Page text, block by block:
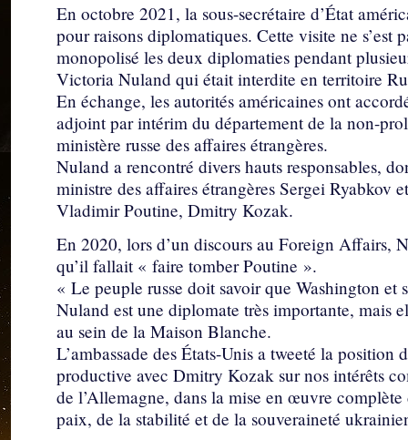
En octobre 2021, la sous-secrétaire d’État
pour raisons diplomatiques. Cette visite ne s’est
monopolisé les deux diplomaties pendant
Victoria Nuland qui était interdite en territoire
En échange, les autorités américaines ont
adjoint par intérim du département de la non-
ministère russe des affaires étrangères.
Nuland a rencontré divers hauts responsables,
ministre des affaires étrangères Sergei Ryabkov
Vladimir Poutine, Dmitry Kozak.
En 2020, lors d’un discours au Foreign Affairs,
qu’il fallait « faire tomber Poutine ».
« Le peuple russe doit savoir que Washington
Nuland est une diplomate très importante, mais
au sein de la Maison Blanche.
L’ambassade des États-Unis a tweeté la
productive avec Dmitry Kozak sur nos intérêts
de l’Allemagne, dans la mise en œuvre
paix, de la stabilité et de la souveraineté